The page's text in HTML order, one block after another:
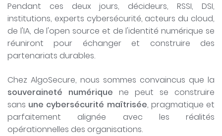
Pendant ces deux jours, décideurs, RSSI, DSI,
institutions, experts cybersécurité, acteurs du cloud,
de l'IA, de l'open source et de l'identité numérique se
réuniront pour échanger et construire des
partenariats durables.
Chez AlgoSecure, nous sommes convaincus que la
souveraineté numérique ne peut se construire
sans une cybersécurité maîtrisée, pragmatique et
parfaitement alignée avec les réalités
opérationnelles des organisations.